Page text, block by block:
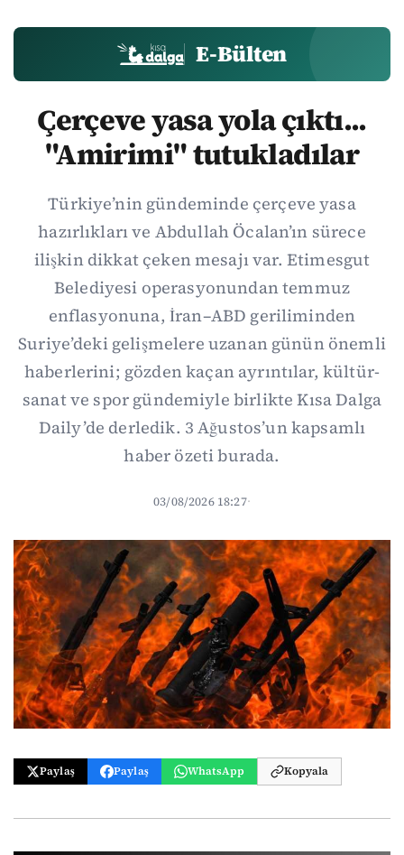
E-Bülten
Çerçeve yasa yola çıktı...
"Amirimi" tutukladılar
Türkiye’nin gündeminde çerçeve yasa
hazırlıkları ve Abdullah Öcalan’ın sürece
ilişkin dikkat çeken mesajı var. Etimesgut
Belediyesi operasyonundan temmuz
enflasyonuna, İran–ABD geriliminden
Suriye’deki gelişmelere uzanan günün önemli
haberlerini; gözden kaçan ayrıntılar, kültür-
sanat ve spor gündemiyle birlikte Kısa Dalga
Daily’de derledik. 3 Ağustos’un kapsamlı
haber özeti burada.
03/08/2026 18:27·
Paylaş Paylaş WhatsApp Kopyala